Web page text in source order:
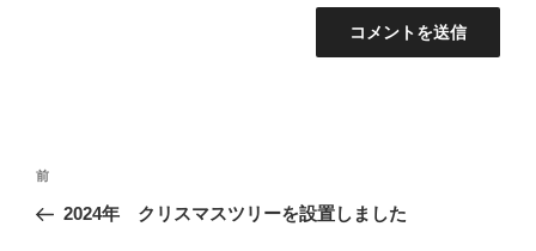
投
ナ
前
の
前
2024年 クリスマスツリーを設置しました